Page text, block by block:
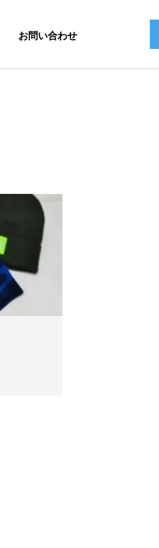
お問い合わせ